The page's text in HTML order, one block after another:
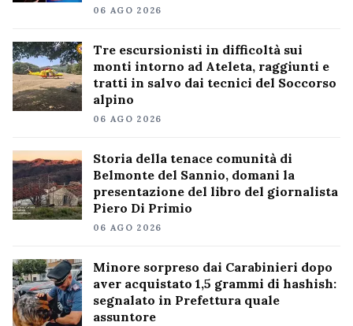
06 AGO 2026
Tre escursionisti in difficoltà sui
monti intorno ad Ateleta, raggiunti e
tratti in salvo dai tecnici del Soccorso
alpino
06 AGO 2026
Storia della tenace comunità di
Belmonte del Sannio, domani la
presentazione del libro del giornalista
Piero Di Primio
06 AGO 2026
Minore sorpreso dai Carabinieri dopo
aver acquistato 1,5 grammi di hashish:
segnalato in Prefettura quale
assuntore